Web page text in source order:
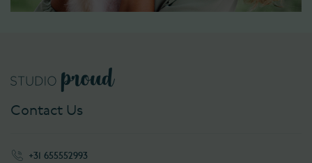
Contact Us
+31 655552993